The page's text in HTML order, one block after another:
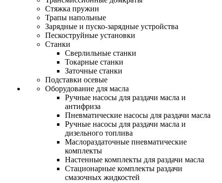
Стяжка пружин
Трапы напольные
Зарядные и пуско-зарядные устройства
Пескоструйные установки
Станки
Сверлильные станки
Токарные станки
Заточные станки
Подставки осевые
Оборудование для масла
Ручные насосы для раздачи масла и
антифриза
Пневматические насосы для раздачи масла
Ручные насосы для раздачи масла и
дизельного топлива
Маслораздаточные пневматические
комплекты
Настенные комплекты для раздачи масла
Стационарные комплекты раздачи
смазочных жидкостей